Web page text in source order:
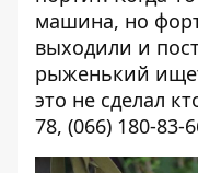
машина, но
выходили и
рыженький
это не сделал
78, (066) 180-83-